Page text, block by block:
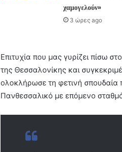
χαμογελούν»
3 ώρες ago
Επιτυχία που μας γυρίζει πίσω
της Θεσσαλονίκης και
ολοκλήρωσε τη φετινή σπουδαία
Πανθεσσαλικό με επόμενο